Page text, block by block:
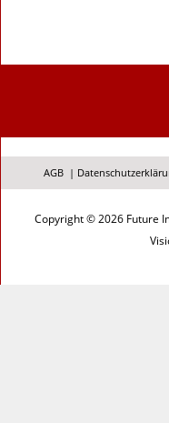
AGB |
Copyright © 2026 Future